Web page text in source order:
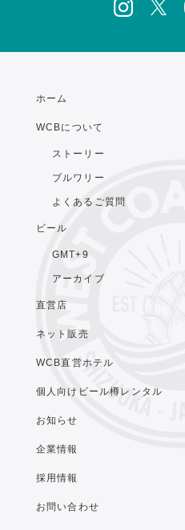
ホーム
WCBについて
ストーリー
ブルワリー
よくあるご質問
ビール
GMT+9
アーカイブ
直営店
ネット販売
WCB直営ホテル
個人向けビール樽レンタル
お知らせ
企業情報
採用情報
お問い合わせ